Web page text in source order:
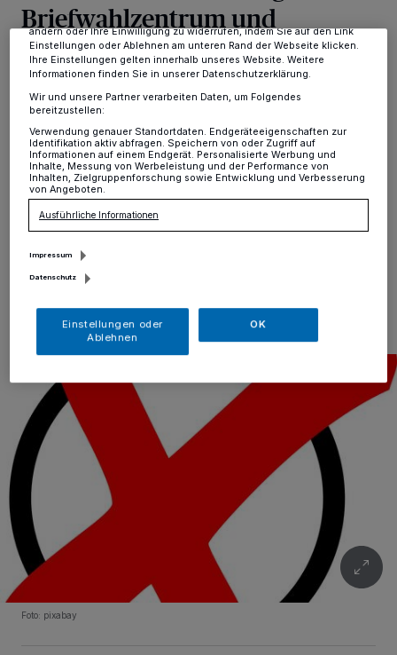
Briefwahlzentrum und
Wahllokale
Erkrath·Für die diesjährige Kommunalwahl am
Sonntag, den 14. September, sowie den Tag einer
etwaigen Stichwahl am 28. September werden noch
engagierte Wahlhelferinnen und Wahlhelfer gesucht.
Der Einsatz erfolgt in einem der zwanzig Erkrather
Wahllokale oder bei der Auszählung der Briefwahl in der
Stadthalle in Alt-Erkrath.
23.06.2025 , 09:53 Uhr
Foto: pixabay
Anzeigen möglicherweise nicht mehr so relevant für Sie. Sie können
dieses Menü jederzeit wieder aufrufen, um Ihre Einstellungen zu
ändern oder Ihre Einwilligung zu widerrufen, indem Sie auf den Link
Einstellungen oder Ablehnen am unteren Rand der Webseite klicken.
Ihre Einstellungen gelten innerhalb unseres Website. Weitere
Informationen finden Sie in unserer Datenschutzerklärung.
Wir und unsere Partner verarbeiten Daten, um Folgendes
bereitzustellen:
Verwendung genauer Standortdaten. Endgeräteeigenschaften zur
Identifikation aktiv abfragen. Speichern von oder Zugriff auf
Informationen auf einem Endgerät. Personalisierte Werbung und
Inhalte, Messung von Werbeleistung und der Performance von
Inhalten, Zielgruppenforschung sowie Entwicklung und Verbesserung
von Angeboten.
Ausführliche Informationen
Impressum
Datenschutz
Einstellungen oder
Ablehnen
OK